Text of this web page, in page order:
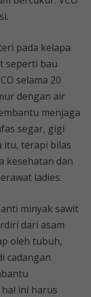
pada kelapa
seperti bau
selama 20
dengan air
menjaga
segar, gigi
itu, terapi bilas
kesehatan dan
ladies.
minyak sawit
dari asam
oleh tubuh,
cadangan
ini harus